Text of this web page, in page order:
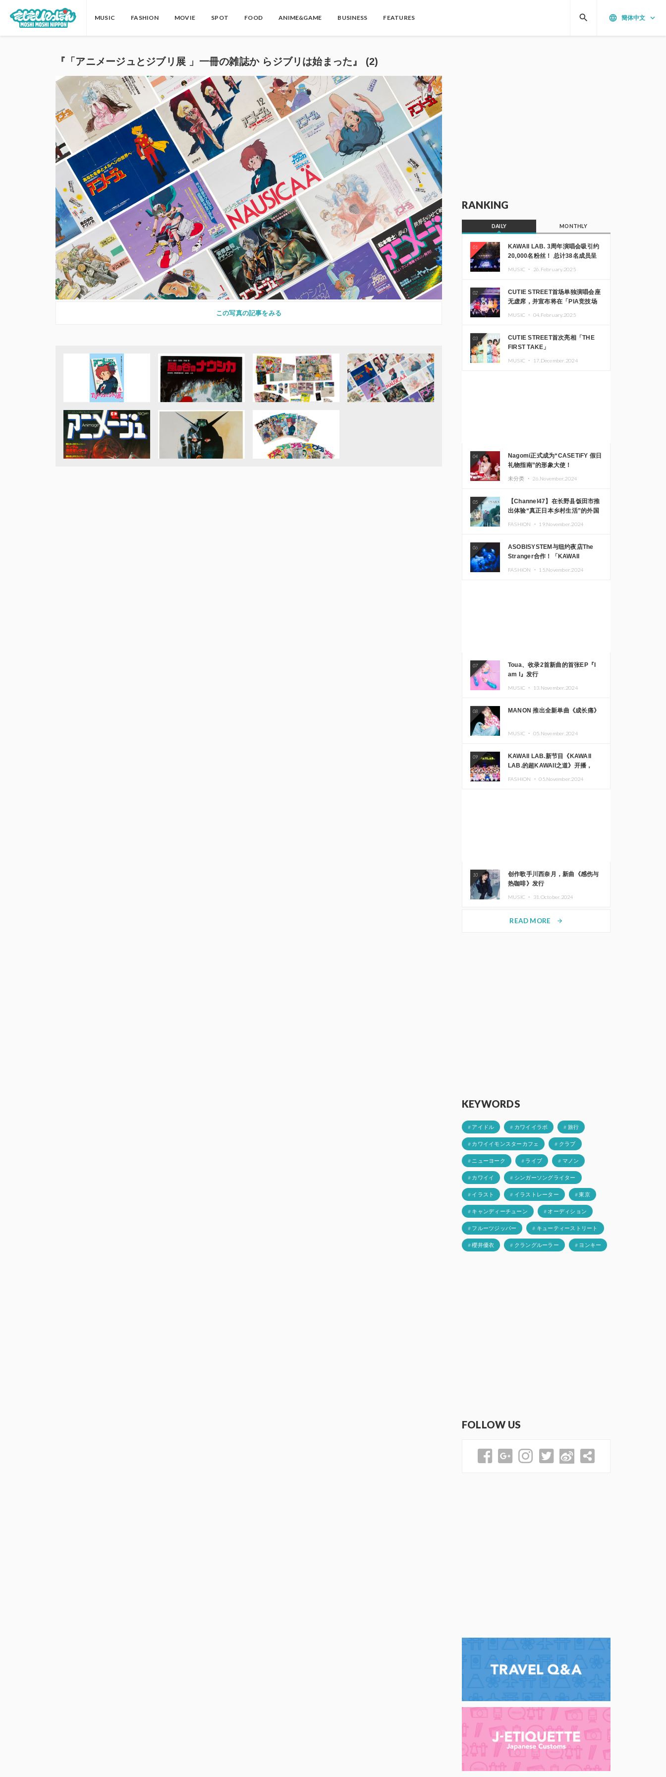
MUSIC FASHION MOVIE SPOT FOOD ANIME&GAME BUSINESS FEATURES language 簡体中文 keyboard_arrow_down
search
『「アニメージュとジブリ展 」一冊の雑誌か らジブリは始まった』 (2)
この写真の記事をみる
RANKING
DAILY MONTHLY
01
KAWAII LAB. 3周年演唱会吸引约
20,000名粉丝！ 总计38名成员呈
MUSIC ・ 26.February.2025
02
CUTIE STREET首场单独演唱会座
无虚席，并宣布将在「PIA竞技场
MUSIC ・ 04.February.2025
03
CUTIE STREET首次亮相「THE
FIRST TAKE」
MUSIC ・ 17.December.2024
04
Nagomi正式成为“CASETiFY 假日
礼物指南”的形象大使！
未分类 ・ 26.November.2024
05
【Channel47】在长野县饭田市推
出体验“真正日本乡村生活”的外国
FASHION ・ 19.November.2024
06
ASOBISYSTEM与纽约夜店The
Stranger合作！「KAWAII
FASHION ・ 15.November.2024
07
Toua、收录2首新曲的首张EP『I
am I』发行
MUSIC ・ 13.November.2024
08 MANON 推出全新单曲《成长痛》
MUSIC ・ 05.November.2024
09
KAWAII LAB.新节目《KAWAII
LAB.的超KAWAII之道》开播，
FASHION ・05.November.2024
10
创作歌手川西奈月，新曲《感伤与
热咖啡》发行
MUSIC ・ 31.October.2024
READ MORE arrow_forward
KEYWORDS
# アイドル # カワイイラボ # 旅行
# カワイイモンスターカフェ # クラブ
# ニューヨーク # ライブ # マノン
# カワイイ # シンガーソングライター
# イラスト # イラストレーター # 東京
# キャンディーチューン # オーディション
# フルーツジッパー # キューティーストリート
# 櫻井優衣 # クラングルーラー # ヨンキー
FOLLOW US